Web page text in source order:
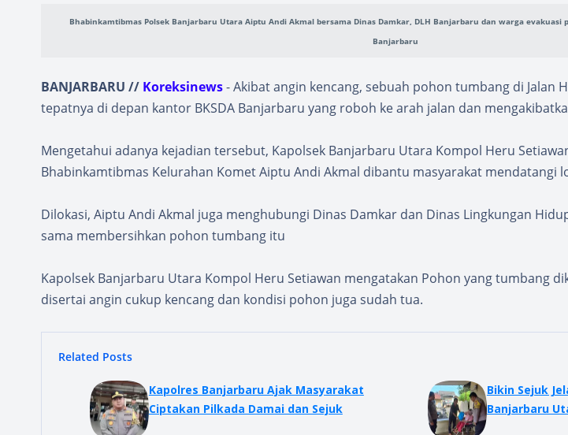
Bhabinkamtibmas Polsek Banjarbaru Utara Aiptu Andi Akmal bersama Dinas Damkar, DLH Banjarbaru dan warga evakuasi
Banjarbaru
BANJARBARU // Koreksinews- Akibat angin kencang, sebuah pohon tumbang di Jalan
tepatnya di depan kantor BKSDA Banjarbaru yang roboh ke arah jalan dan
Mengetahui adanya kejadian tersebut, Kapolsek Banjarbaru Utara Kompol Heru
Bhabinkamtibmas Kelurahan Komet Aiptu Andi Akmal dibantu masyarakat mendatangi
Dilokasi, Aiptu Andi Akmal juga menghubungi Dinas Damkar dan Dinas Lingkungan
sama membersihkan pohon tumbang itu
Kapolsek Banjarbaru Utara Kompol Heru Setiawan mengatakan Pohon yang tumbang
disertai angin cukup kencang dan kondisi pohon juga sudah tua.
Related Posts
Kapolres Banjarbaru Ajak Masyarakat
Ciptakan Pilkada Damai dan Sejuk
Bikin Sejuk
Banjarbaru